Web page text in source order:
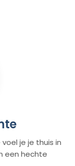
je je thuis in
een hechte